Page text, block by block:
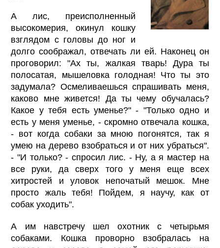
А лис, преисполненный
высокомерия, окинул кошку
взглядом с головы до ног и
долго соображал, отвечать ли ей. Наконец он
проговорил: "Ах ты, жалкая тварь! Дура ты
полосатая, мышеловка голодная! Что ты это
задумала? Осмеливаешься спрашивать меня,
каково мне живется! Да ты чему обучалась?
Какое у тебя есть уменье?" - "Только одно и
есть у меня уменье, - скромно отвечала кошка,
- вот когда собаки за мною погонятся, так я
умею на дерево взобраться и от них убраться".
- "И только? - спросил лис. - Ну, а я мастер на
все руки, да сверх того у меня еще всех
хитростей и уловок непочатый мешок. Мне
просто жаль тебя! Пойдем, я научу, как от
собак уходить".
А им навстречу шел охотник с четырьмя
собаками. Кошка проворно взобралась на